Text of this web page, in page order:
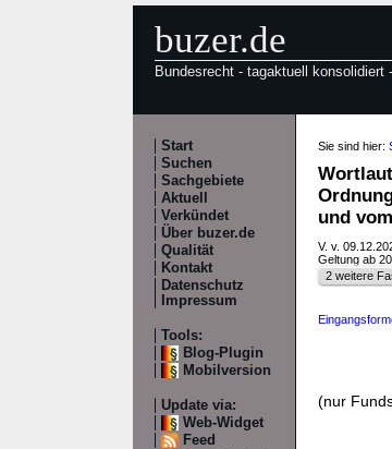
buzer.de
Bundesrecht - tagaktuell konsolidiert
Start
Suchen
Sachgebiete
Aktuell
Verkündet
Über buzer.de
Qualität
Kontakt
Datenschutz
Impressum
Tools:
Blog-Plugin
Mobilversion
Update via:
Web-Widget
Feed
Sie sind hier:
und
V. v.
Geltung ab
2 weitere
(nur